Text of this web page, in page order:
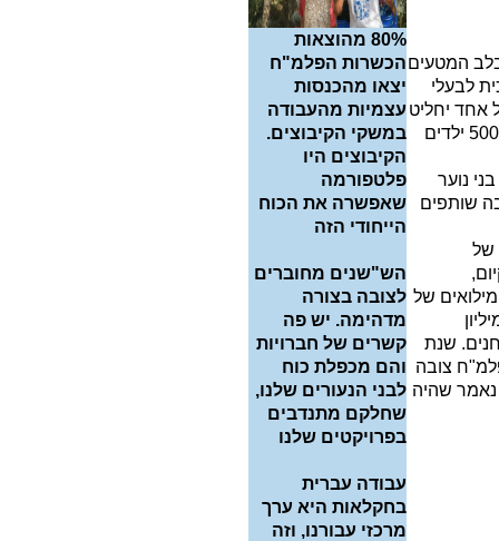
שהוקמה לפני 5 שנים בלב המטעים
לבעלי
אחד יחליט
לעצמו", אומר אלון. "אנחנו מארחים שם 500-800 ילדים
בני נוער
שותפים
של
של
שנת
צובה
שהיה
80% מהוצאות
הכשרות הפלמ"ח
יצאו מהכנסות
עצמיות מהעבודה
במשקי הקיבוצים.
הקיבוצים היו
פלטפורמה
שאפשרה את הכוח
הייחודי הזה
הש"שנים מחוברים
לצובה בצורה
מדהימה. יש פה
קשרים של חברויות
והם מכפלת כוח
לבני הנעורים שלנו,
שחלקם מתנדבים
בפרויקטים שלנו
עבודה עברית
בחקלאות היא ערך
מרכזי עבורנו, וזה